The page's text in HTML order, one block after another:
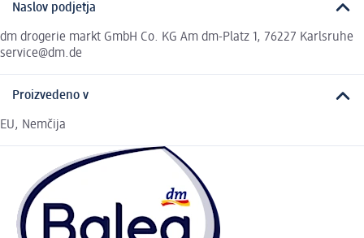
Naslov podjetja
dm drogerie markt GmbH Co. KG Am dm-Platz 1, 76227 Karlsruhe
service@dm.de
Proizvedeno v
EU, Nemčija